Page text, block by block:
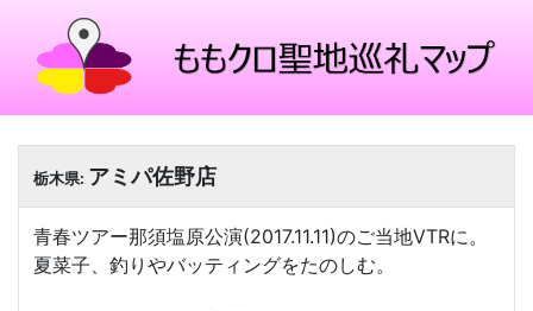
栃木県: アミパ佐野店
青春ツアー那須塩原公演(2017.11.11)のご当地VTRに。
夏菜子、釣りやバッティングをたのしむ。